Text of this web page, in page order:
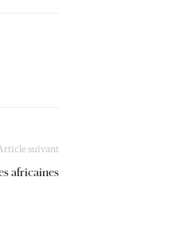
suivant
africaines